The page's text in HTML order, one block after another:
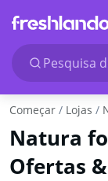
Pesquisa
Começar Lojas
Natura
Ofertas